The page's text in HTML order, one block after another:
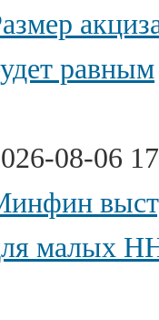
равным
08-06
малых